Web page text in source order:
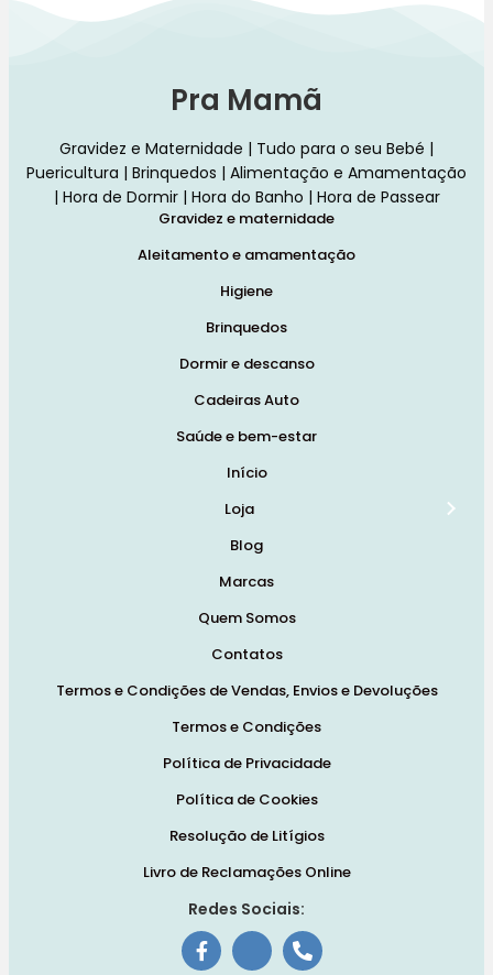
Pra Mamã
Gravidez e Maternidade | Tudo para o seu Bebé |
Puericultura | Brinquedos | Alimentação e Amamentação
| Hora de Dormir | Hora do Banho | Hora de Passear
Gravidez e maternidade
Aleitamento e amamentação
Higiene
Brinquedos
Dormir e descanso
Cadeiras Auto
Saúde e bem-estar
Início
Loja
Blog
Marcas
Quem Somos
Contatos
Termos e Condições de Vendas, Envios e Devoluções
Termos e Condições
Política de Privacidade
Política de Cookies
Resolução de Litígios
Livro de Reclamações Online
Redes Sociais: